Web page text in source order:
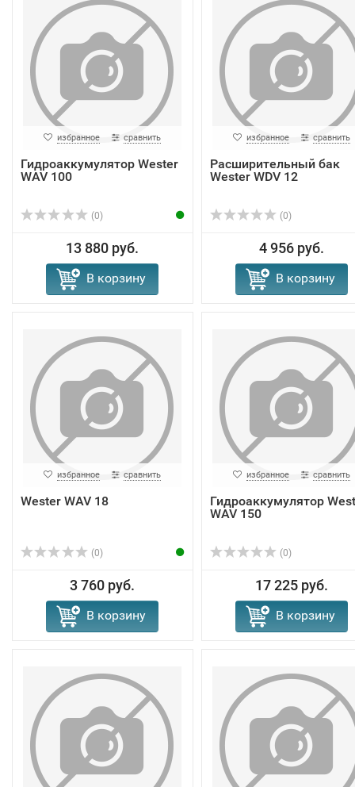
избранное сравнить
Гидроаккумулятор Wester
WAV 100
(0)
13 880 руб.
В корзину
избранное сравнить
Расширительный бак
Wester WDV 12
(0)
4 956 руб.
В корзину
избранное сравнить
Wester WAV 18
(0)
3 760 руб.
В корзину
избранное сравнить
Гидроаккумулятор
WAV 150
(0)
17 225 руб.
В корзину